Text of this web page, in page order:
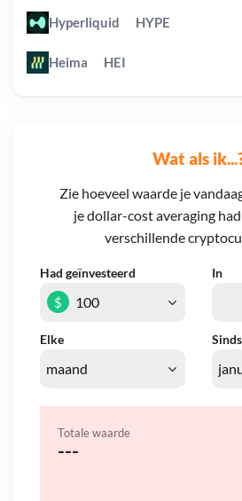
Wat als
Zie hoeveel waarde je
je dollar-cost averaging
verschillende
Had geïnvesteerd In
Elke Sinds
$
Totale waarde
---
Hyperliquid HYPE
Heima HEI